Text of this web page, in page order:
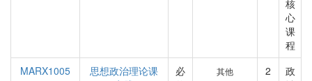
核
心
课
程
MARX1005
思想政治理论课
必
其他 2
政